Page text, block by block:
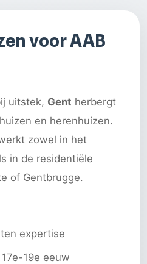
voor AAB
uitstek, Gent herbergt
en herenhuizen.
zowel in het
in de residentiële
of Gentbrugge.
expertise
19e eeuw